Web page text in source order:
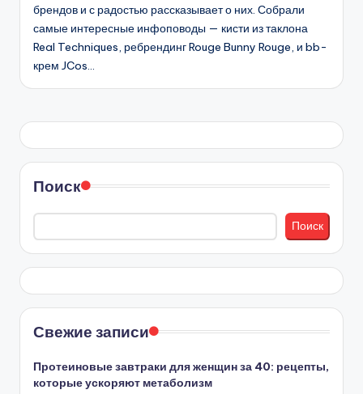
брендов и с радостью рассказывает о них. Собрали
самые интересные инфоповоды — кисти из таклона
Real Techniques, ребрендинг Rouge Bunny Rouge, и bb-
крем JCos…
Поиск
Поиск
Свежие записи
Протеиновые завтраки для женщин за 40: рецепты,
которые ускоряют метаболизм